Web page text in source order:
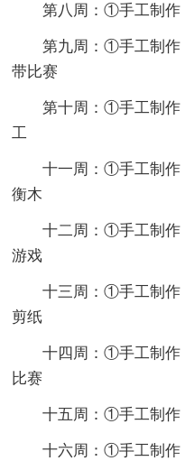
第八周：①手工制作
第九周：①手工制作
带比赛
第十周：①手工制作
工
十一周：①手工制作
衡木
十二周：①手工制作
游戏
十三周：①手工制作
剪纸
十四周：①手工制作
比赛
十五周：①手工制作
十六周：①手工制作